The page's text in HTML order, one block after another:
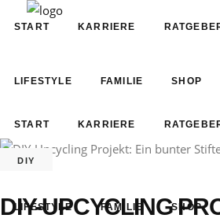
START KARRIERE
LIFESTYLE FAMILIE SHOP
START KARRIERE
LIFESTYLE FAMILIE SHOP
DIY
DIY-UPCYCLING